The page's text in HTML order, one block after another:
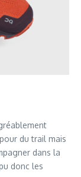
du trail mais
dans la
donc les